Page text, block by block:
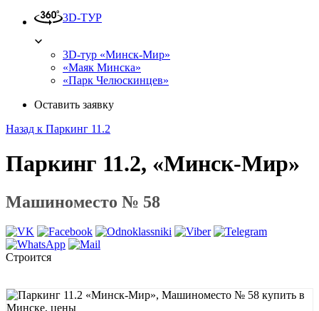
3D-ТУР
3D-тур «Минск-Мир»
«Маяк Минска»
«Парк Челюскинцев»
Оставить заявку
Назад к Паркинг 11.2
Паркинг 11.2, «Минск-Мир»
Машиноместо № 58
Строится